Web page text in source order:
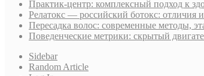
Практик-центр: комплексный подход к
Релатокс — российский ботокс: отличия
Пересадка волос: современные методы,
Поведенческие метрики: скрытый
Sidebar
Random Article